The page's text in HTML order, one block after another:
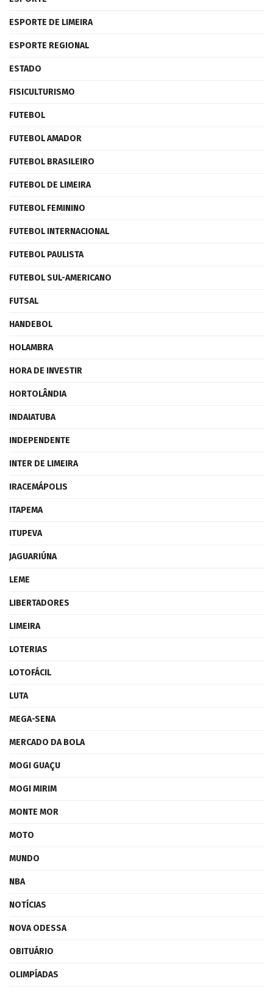
ESPORTE DE LIMEIRA
ESPORTE REGIONAL
ESTADO
FISICULTURISMO
FUTEBOL
FUTEBOL AMADOR
FUTEBOL BRASILEIRO
FUTEBOL DE LIMEIRA
FUTEBOL FEMININO
FUTEBOL INTERNACIONAL
FUTEBOL PAULISTA
FUTEBOL SUL-AMERICANO
FUTSAL
HANDEBOL
HOLAMBRA
HORA DE INVESTIR
HORTOLÂNDIA
INDAIATUBA
INDEPENDENTE
INTER DE LIMEIRA
IRACEMÁPOLIS
ITAPEMA
ITUPEVA
JAGUARIÚNA
LEME
LIBERTADORES
LIMEIRA
LOTERIAS
LOTOFÁCIL
LUTA
MEGA-SENA
MERCADO DA BOLA
MOGI GUAÇU
MOGI MIRIM
MONTE MOR
MOTO
MUNDO
NBA
NOTÍCIAS
NOVA ODESSA
OBITUÁRIO
OLIMPÍADAS